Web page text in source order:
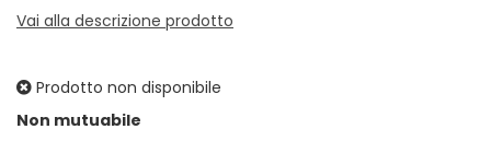
Vai alla descrizione prodotto
Prodotto non disponibile
Non mutuabile
Prezzo